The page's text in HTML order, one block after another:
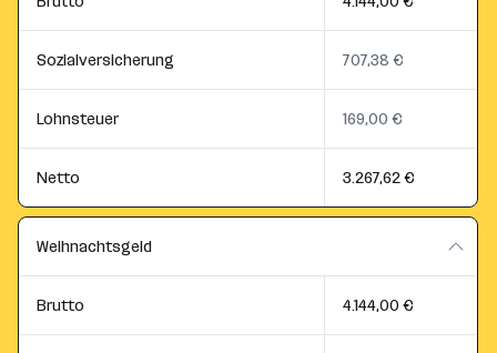
Sozialversicherung 707,38 €
Lohnsteuer 169,00 €
Netto 3.267,62 €
Weihnachtsgeld
Brutto 4.144,00 €